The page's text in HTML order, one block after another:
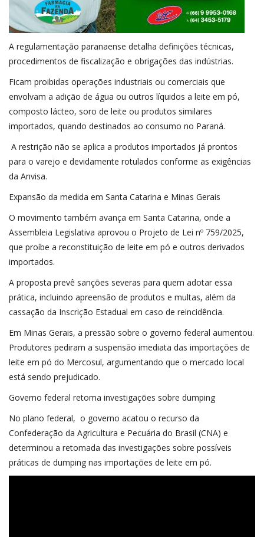
A regulamentação paranaense detalha definições técnicas,
procedimentos de fiscalização e obrigações das indústrias.
Ficam proibidas operações industriais ou comerciais que
envolvam a adição de água ou outros líquidos a leite em pó,
composto lácteo, soro de leite ou produtos similares
importados, quando destinados ao consumo no Paraná.
A restrição não se aplica a produtos importados já prontos
para o varejo e devidamente rotulados conforme as exigências
da Anvisa.
Expansão da medida em Santa Catarina e Minas Gerais
O movimento também avança em Santa Catarina, onde a
Assembleia Legislativa aprovou o Projeto de Lei nº 759/2025,
que proíbe a reconstituição de leite em pó e outros derivados
importados.
A proposta prevê sanções severas para quem adotar essa
prática, incluindo apreensão de produtos e multas, além da
cassação da Inscrição Estadual em caso de reincidência.
Em Minas Gerais, a pressão sobre o governo federal aumentou.
Produtores pediram a suspensão imediata das importações de
leite em pó do Mercosul, argumentando que o mercado local
está sendo prejudicado.
Governo federal retoma investigações sobre dumping
No plano federal, o governo acatou o recurso da
Confederação da Agricultura e Pecuária do Brasil (CNA) e
determinou a retomada das investigações sobre possíveis
práticas de dumping nas importações de leite em pó.